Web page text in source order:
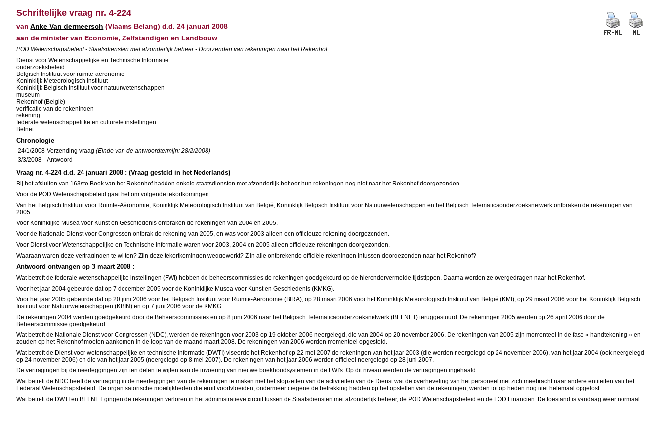
Schriftelijke vraag nr. 4-224
vanAnke Van dermeersch (Vlaams Belang) d.d. 24 januari 2008
aan de minister van Economie, Zelfstandigen en Landbouw
POD Wetenschapsbeleid - Staatsdiensten met afzonderlijk beheer - Doorzenden van rekeningen naar het Rekenhof
Dienst voor Wetenschappelijke en Technische Informatie
onderzoeksbeleid
Belgisch Instituut voor ruimte-aëronomie
Koninklijk Meteorologisch Instituut
Koninklijk Belgisch Instituut voor natuurwetenschappen
museum
Rekenhof (België)
verificatie van de rekeningen
rekening
federale wetenschappelijke en culturele instellingen
Belnet
Chronologie
24/1/2008 Verzending vraag(Einde van de antwoordtermijn: 28/2/2008)
3/3/2008
Antwoord
Vraag nr. 4-224 d.d. 24 januari 2008 : (Vraag gesteld in het Nederlands)
Bij het afsluiten van 163ste Boek van het Rekenhof hadden enkele staatsdiensten met afzonderlijk beheer hun rekeningen nog niet naar het Rekenhof doorgezonden.
Voor de POD Wetenschapsbeleid gaat het om volgende tekortkomingen:
Van het Belgisch Instituut voor Ruimte-Aëronomie, Koninklijk Meteorologisch Instituut van België, Koninklijk Belgisch Instituut voor Natuurwetenschappen en het Belgisch Telematicaonderzoeksnetwerk ontbraken de rekeningen van
2005.
Voor Koninklijke Musea voor Kunst en Geschiedenis ontbraken de rekeningen van 2004 en 2005.
Voor de Nationale Dienst voor Congressen ontbrak de rekening van 2005, en was voor 2003 alleen een officieuze rekening doorgezonden.
Voor Dienst voor Wetenschappelijke en Technische Informatie waren voor 2003, 2004 en 2005 alleen officieuze rekeningen doorgezonden.
Waaraan waren deze vertragingen te wijten? Zijn deze tekortkomingen weggewerkt? Zijn alle ontbrekende officiële rekeningen intussen doorgezonden naar het Rekenhof?
Antwoord ontvangen op 3 maart 2008 :
Wat betreft de federale wetenschappelijke instellingen (FWI) hebben de beheerscommissies de rekeningen goedgekeurd op de hierondervermelde tijdstippen. Daarna werden ze overgedragen naar het Rekenhof.
Voor het jaar 2004 gebeurde dat op 7 december 2005 voor de Koninklijke Musea voor Kunst en Geschiedenis (KMKG).
Voor het jaar 2005 gebeurde dat op 20 juni 2006 voor het Belgisch Instituut voor Ruimte-Aëronomie (BIRA); op 28 maart 2006 voor het Koninklijk Meteorologisch Instituut van België (KMI); op 29 maart 2006 voor het Koninklijk Belgisch
Instituut voor Natuurwetenschappen (KBIN) en op 7 juni 2006 voor de KMKG.
De rekeningen 2004 werden goedgekeurd door de Beheerscommissies en op 8 juni 2006 naar het Belgisch Telematicaonderzoeksnetwerk (BELNET) teruggestuurd. De rekeningen 2005 werden op 26 april 2006 door de
Beheerscommissie goedgekeurd.
Wat betreft de Nationale Dienst voor Congressen (NDC), werden de rekeningen voor 2003 op 19 oktober 2006 neergelegd, die van 2004 op 20 november 2006. De rekeningen van 2005 zijn momenteel in de fase « handtekening » en
zouden op het Rekenhof moeten aankomen in de loop van de maand maart 2008. De rekeningen van 2006 worden momenteel opgesteld.
Wat betreft de Dienst voor wetenschappelijke en technische informatie (DWTI) viseerde het Rekenhof op 22 mei 2007 de rekeningen van het jaar 2003 (die werden neergelegd op 24 november 2006), van het jaar 2004 (ook neergelegd
op 24 november 2006) en die van het jaar 2005 (neergelegd op 8 mei 2007). De rekeningen van het jaar 2006 werden officieel neergelegd op 28 juni 2007.
De vertragingen bij de neerleggingen zijn ten delen te wijten aan de invoering van nieuwe boekhoudsystemen in de FWI's. Op dit niveau werden de vertragingen ingehaald.
Wat betreft de NDC heeft de vertraging in de neerleggingen van de rekeningen te maken met het stopzetten van de activiteiten van de Dienst wat de overheveling van het personeel met zich meebracht naar andere entiteiten van het
Federaal Wetenschapsbeleid. De organisatorische moeilijkheden die eruit voortvloeiden, ondermeer diegene de betrekking hadden op het opstellen van de rekeningen, werden tot op heden nog niet helemaal opgelost.
Wat betreft de DWTI en BELNET gingen de rekeningen verloren in het administratieve circuit tussen de Staatsdiensten met afzonderlijk beheer, de POD Wetenschapsbeleid en de FOD Financiën. De toestand is vandaag weer normaal.